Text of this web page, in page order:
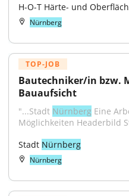
H-O-T Härte- und
Nürnberg
TOP-JOB
Bautechniker/in bzw.
Bauaufsicht
"...Stadt Nürnberg Eine
Möglichkeiten Headerbild
Stadt Nürnberg
Nürnberg